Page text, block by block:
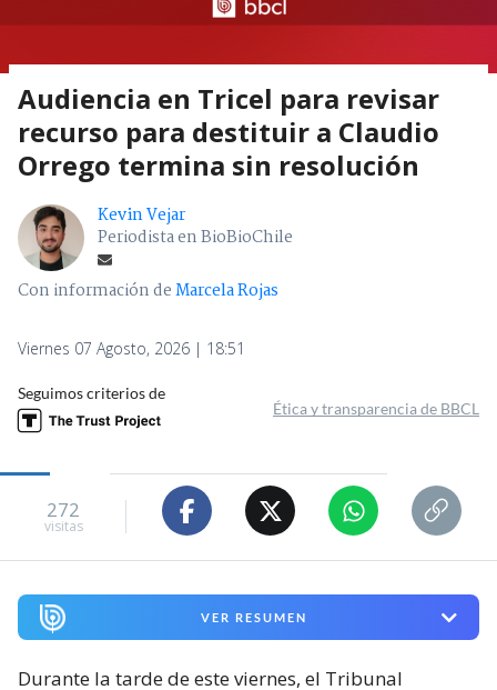
Audiencia en Tricel para revisar
recurso para destituir a Claudio
Orrego termina sin resolución
Kevin Vejar
Periodista en BioBioChile
Con información deMarcela Rojas
Viernes 07 Agosto, 2026 | 18:51
Seguimos criterios de
Ética y transparencia de BBCL
272
visitas
VER RESUMEN
Durante la tarde de este viernes, el Tribunal